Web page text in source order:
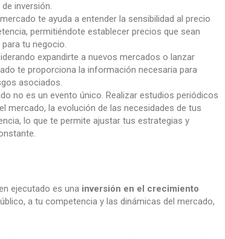
inversión.
te ayuda a entender la sensibilidad al precio
permitiéndote establecer precios que sean
tu negocio.
expandirte a nuevos mercados o lanzar
te proporciona la información necesaria para
asociados.
no es un evento único. Realizar estudios periódicos
mercado, la evolución de las necesidades de tus
lo que te permite ajustar tus estrategias y
ejecutado es una inversión en el crecimiento
a tu competencia y las dinámicas del mercado,